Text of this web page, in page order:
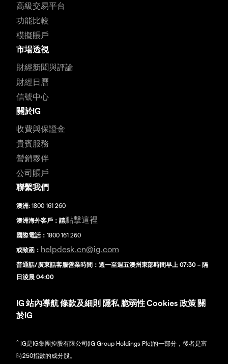
高級交易平台
功能比較
模擬賬戶
市場透視
財經新聞與評論
財經日曆
信號中心
關於IG
收費與保證金
貴賓服務
營銷夥伴
公司賬戶
聯繫我們
澳洲: 1800 161 260
澳洲海外客戶：請點擊這裡
國際電話： 1800 161 260
或致函： helpdesk.cn@ig.com
普通話/廣東話客服營業時間：週一至週五澳州東部時間早上 07:30 – 隔
日淩晨 04:00
IG 站內導航條款及細則 隱私 脆弱性Cookies 政策 關
於IG
^ IG是IG集團控股有限公司(IG Group Holdings Plc)的一部分，後者是富
時250指數的成分股。